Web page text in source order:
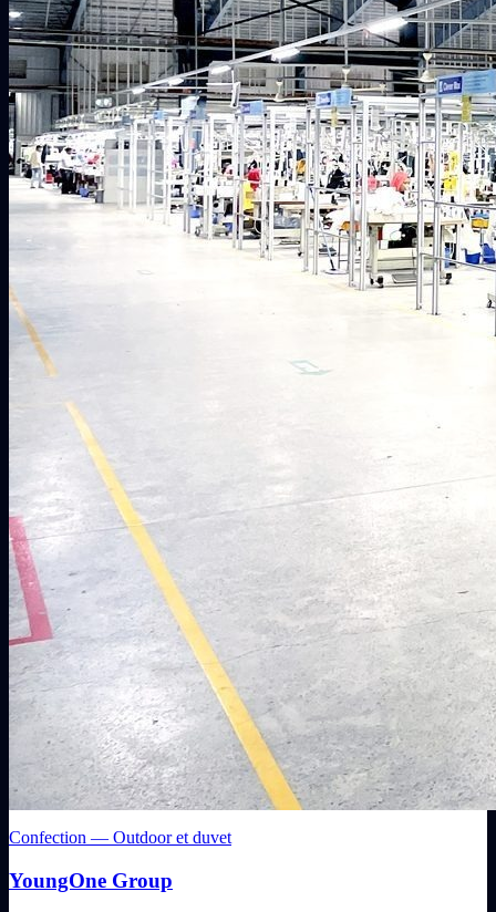
Confection — Outdoor et duvet
YoungOne Group